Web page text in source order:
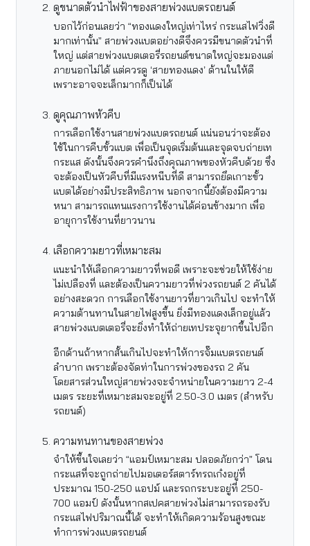
ดูขนาดตัวนำไฟฟ้าของสายพ่วงแบตรถยนต์
บอกไว้ก่อนเลยว่า “ทองแดงใหญ่เท่าไหร่ กระแสไฟวิ่งดี
มากเท่านั้น” สายพ่วงแบตอย่างดีจึงควรมีขนาดตัวนำที่
ใหญ่ แต่สายพ่วงแบตเตอรี่รถยนต์ขนาดใหญ่จะมองแต่
ภายนอกไม่ได้ แต่ควรดู ‘สายทองแดง’ ด้านในให้ดี
เพราะอาจจะเล็กมากก็เป็นได้
ดูคุณภาพหัวคีบ
การเลือกใช้งานสายพ่วงแบตรถยนต์ แน่นอนว่าจะต้อง
ใช้ในการคีบขั้วแบต เพื่อเป็นจุดเริ่มต้นและจุดจบถ่ายเท
กระแส ดังนั้นจึงควรคำนึงถึงคุณภาพของหัวคีบด้วย ซึ่ง
จะต้องเป็นหัวคีบที่มีแรงหนีบที่ดี สามารถยึดเกาะขั้ว
แบตได้อย่างมีประสิทธิภาพ นอกจากนี้ยังต้องมีความ
หนา สามารถแทนแรงการใช้งานได้ค่อนข้างมาก เพื่อ
อายุการใช้งานที่ยาวนาน
เลือกความยาวที่เหมาะสม
แนะนำให้เลือกความยาวที่พอดี เพราะจะช่วยให้ใช้ง่าย
ไม่เปลืองที่ และต้องเป็นความยาวที่พ่วงรถยนต์ 2 คันได้
อย่างสะดวก การเลือกใช้งานยาวที่ยาวเกินไป จะทำให้
ความต้านทานในสายไฟสูงขึ้น ยิ่งมีทองแดงเล็กอยู่แล้ว
สายพ่วงแบตเตอรี่จะยิ่งทำให้ถ่ายเทประจุยากขึ้นไปอีก
อีกด้านถ้าหากสั้นเกินไปจะทำให้การจั๊มแบตรถยนต์
ลำบาก เพราะต้องจัดท่าในการพ่วงของรถ 2 คัน
โดยสารส่วนใหญ่สายพ่วงจะจำหน่ายในความยาว 2-4
เมตร ระยะที่เหมาะสมจะอยู่ที่ 2.50-3.0 เมตร (สำหรับ
รถยนต์)
ความทนทานของสายพ่วง
จำให้ขึ้นใจเลยว่า “แอมป์เหมาะสม ปลอดภัยกว่า” โดน
กระแสที่จะถูกถ่ายไปมอเตอร์สตาร์ทรถเก๋งอยู่ที่
ประมาณ 150-250 แอปม์ และรถกระบะอยู่ที่ 250-
700 แอมป์ ดังนั้นหากสเปคสายพ่วงไม่สามารถรองรับ
กระแสไฟปริมาณนี้ได้ จะทำให้เกิดความร้อนสูงขณะ
ทำการพ่วงแบตรถยนต์